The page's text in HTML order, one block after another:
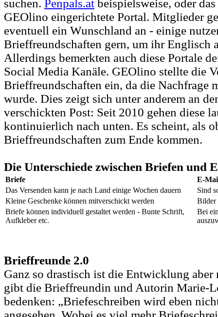
suchen. Penpals.at beispielsweise, oder
GEOlino eingerichtete Portal. Mitglieder
eventuell ein Wunschland an - einige
Brieffreundschaften gern, um ihr Englisch
Allerdings bemerkten auch diese Portale
Social Media Kanäle. GEOlino stellte die
Brieffreundschaften ein, da die Nachfrage
wurde. Dies zeigt sich unter anderem an
verschickten Post: Seit 2010 gehen diese
kontinuierlich nach unten. Es scheint, als
Brieffreundschaften zum Ende kommen.
Die Unterschiede zwischen Briefen und
Briefe
E-
Das Versenden kann je nach Land einige Wochen dauern
Sind
Kleine Geschenke können mitverschickt werden
Bilder
Briefe können individuell gestaltet werden - Bunte Schrift,
Aufkleber etc.
Bei
Brieffreunde 2.0
Ganz so drastisch ist die Entwicklung
gibt die Brieffreundin und Autorin Marie-
bedenken: „Briefeschreiben wird eben